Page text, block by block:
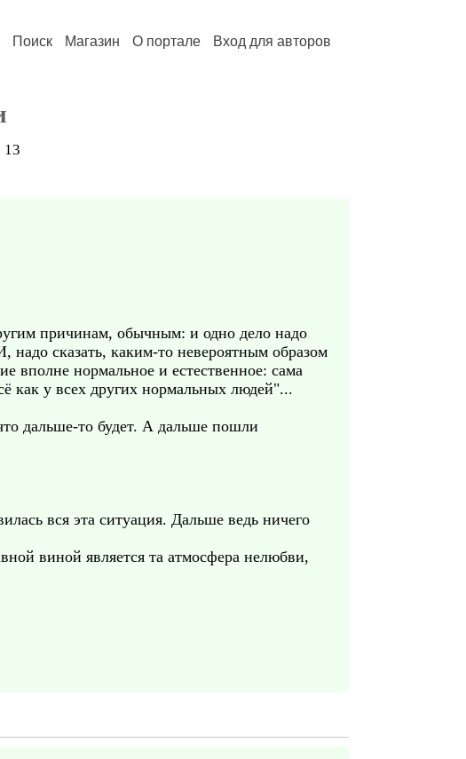
Поиск Магазин О портале Вход для авторов
13
причинам, обычным: и одно дело надо
надо сказать, каким-то невероятным образом
вполне нормальное и естественное: сама
как у всех других нормальных людей"...
дальше-то будет. А дальше пошли
вся эта ситуация. Дальше ведь ничего
виной является та атмосфера нелюбви,